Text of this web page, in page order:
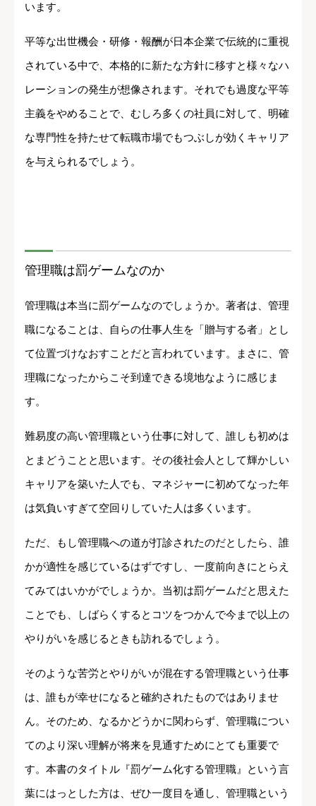
います。
平等な出世機会・研修・報酬が日本企業で伝統的に重視
されている中で、本格的に新たな方針に移すと様々なハ
レーションの発生が想像されます。それでも過度な平等
主義をやめることで、むしろ多くの社員に対して、明確
な専門性を持たせて転職市場でもつぶしが効くキャリア
を与えられるでしょう。
管理職は罰ゲームなのか
管理職は本当に罰ゲームなのでしょうか。著者は、管理
職になることは、自らの仕事人生を「贈与する者」とし
て位置づけなおすことだと言われています。まさに、管
理職になったからこそ到達できる境地なように感じま
す。
難易度の高い管理職という仕事に対して、誰しも初めは
とまどうことと思います。その後社会人として輝かしい
キャリアを築いた人でも、マネジャーに初めてなった年
は気負いすぎて空回りしていた人は多くいます。
ただ、もし管理職への道が打診されたのだとしたら、誰
かが適性を感じているはずですし、一度前向きにとらえ
てみてはいかがでしょうか。当初は罰ゲームだと思えた
ことでも、しばらくするとコツをつかんで今まで以上の
やりがいを感じるときも訪れるでしょう。
そのような苦労とやりがいが混在する管理職という仕事
は、誰もが幸せになると確約されたものではありませ
ん。そのため、なるかどうかに関わらず、管理職につい
てのより深い理解が将来を見通すためにとても重要で
す。本書のタイトル『罰ゲーム化する管理職』という言
葉にはっとした方は、ぜひ一度目を通し、管理職という